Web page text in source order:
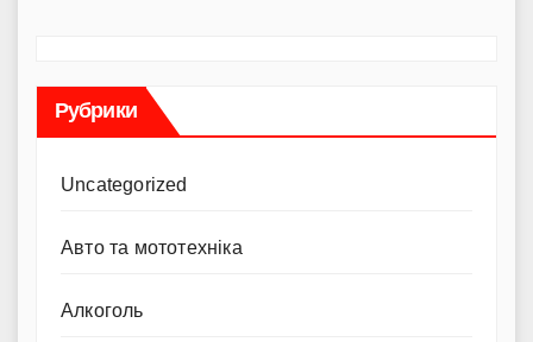
Рубрики
Uncategorized
Авто та мототехніка
Алкоголь